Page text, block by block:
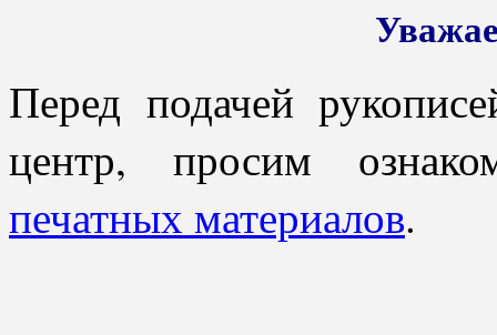
Перед подачей
центр, просим
печатных материалов.